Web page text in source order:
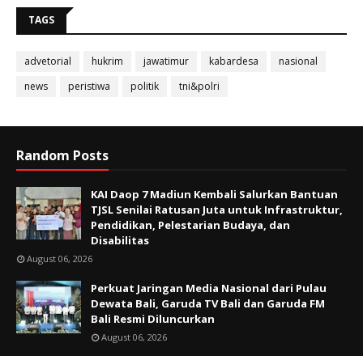
TAGS
advetorial hukrim jawatimur kabardesa
nasional
news
peristiwa politik tni&polri
Random Posts
KAI Daop 7 Madiun Kembali Salurkan Bantuan
TJSL Senilai Ratusan Juta untuk Infrastruktur,
Pendidikan, Pelestarian Budaya, dan
Disabilitas
August 06, 2026
Perkuat Jaringan Media Nasional dari Pulau
Dewata Bali, Garuda TV Bali dan Garuda FM
Bali Resmi Diluncurkan
August 06, 2026